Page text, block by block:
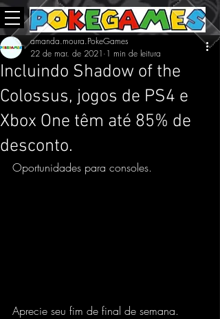
Incluindo Shadow of the
Colossus, jogos de PS4 e
Xbox One têm até 85% de
desconto.
amanda.moura.PokeGames
22 de mar. de 2021 1 min de leitura
Oportunidades para consoles.
Aprecie seu fim de final de semana.